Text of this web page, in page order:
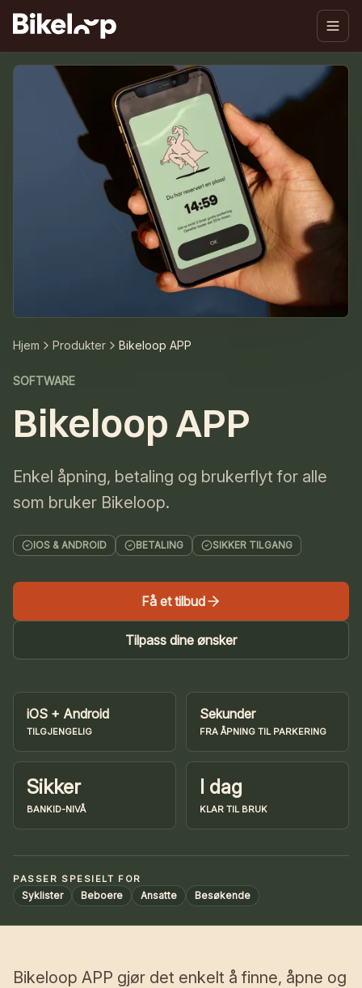
Hjem Produkter Bikeloop APP
SOFTWARE
Bikeloop APP
Enkel åpning, betaling og brukerflyt for alle
som bruker Bikeloop.
IOS & ANDROID BETALING SIKKER TILGANG
Få et tilbud
Tilpass dine ønsker
iOS + Android
TILGJENGELIG
Sekunder
FRA ÅPNING TIL PARKERING
Sikker
BANKID-NIVÅ
I dag
KLAR TIL BRUK
PASSER SPESIELT FOR
Syklister Beboere Ansatte Besøkende
Bikeloop APP gjør det enkelt å finne, åpne og